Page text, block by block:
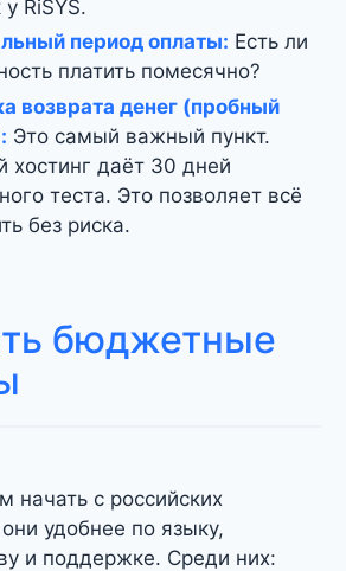
RiSYS.
период оплаты: Есть ли
платить помесячно?
возврата денег (пробный
Это самый важный пункт.
хостинг даёт 30 дней
теста. Это позволяет всё
без риска.
бюджетные
с российских
удобнее по языку,
и поддержке. Среди них: